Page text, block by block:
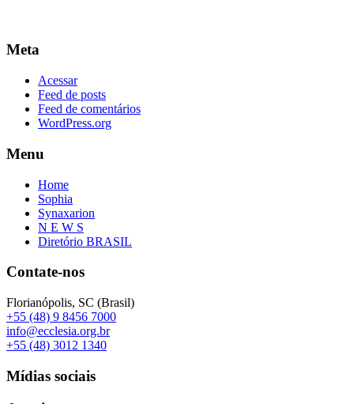
Meta
Acessar
Feed de posts
Feed de comentários
WordPress.org
Menu
Home
Sophia
Synaxarion
N E W S
Diretório BRASIL
Contate-nos
Florianópolis, SC (Brasil)
+55 (48) 9 8456 7000
info@ecclesia.org.br
+55 (48) 3012 1340
Mídias sociais